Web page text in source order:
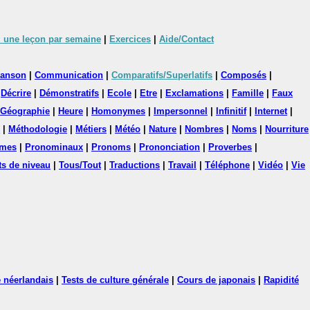
une leçon par semaine Exercices Aide/Contact
Communication Comparatifs/Superlatifs Composés
Décrire Démonstratifs Ecole Etre Exclamations Famille
Faux
Géographie Heure Homonymes Impersonnel Infinitif| Internet|
Méthodologie Métiers Météo Nature Nombres Noms
Nourriture
Pronominaux Pronoms Prononciation Proverbes
de niveau Tous/Tout| Traductions Travail Téléphone Vidéo
Vie
néerlandais Tests de culture générale Cours de japonais
Rapidité